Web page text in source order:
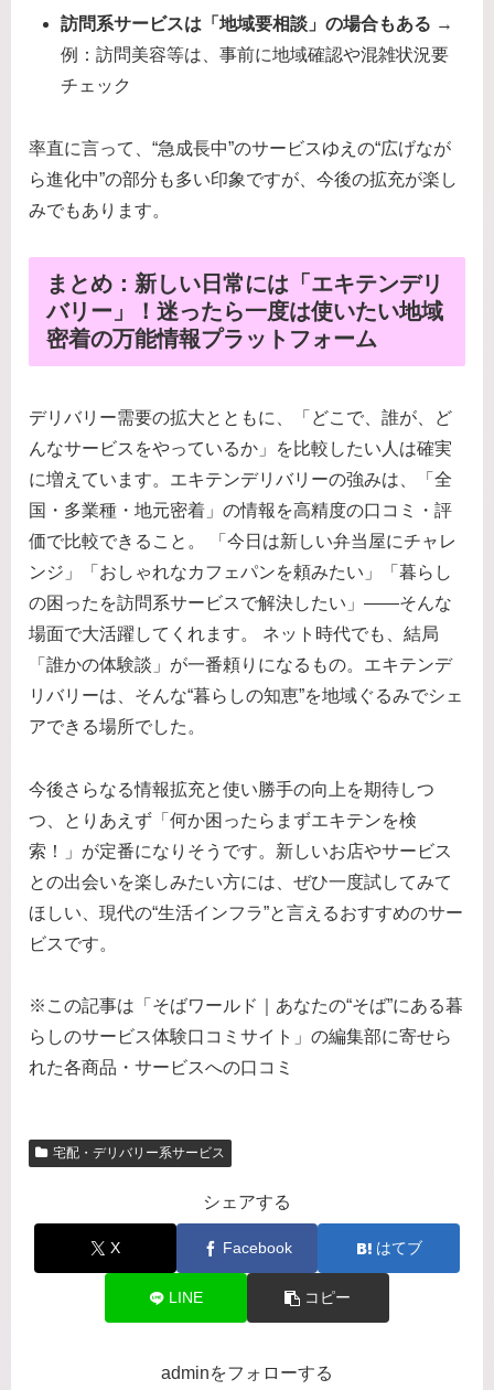
訪問系サービスは「地域要相談」の場合もある →
例：訪問美容等は、事前に地域確認や混雑状況要
チェック
率直に言って、“急成長中”のサービスゆえの“広げなが
ら進化中”の部分も多い印象ですが、今後の拡充が楽し
みでもあります。
まとめ：新しい日常には「エキテンデリ
バリー」！迷ったら一度は使いたい地域
密着の万能情報プラットフォーム
デリバリー需要の拡大とともに、「どこで、誰が、ど
んなサービスをやっているか」を比較したい人は確実
に増えています。エキテンデリバリーの強みは、「全
国・多業種・地元密着」の情報を高精度の口コミ・評
価で比較できること。 「今日は新しい弁当屋にチャレ
ンジ」「おしゃれなカフェパンを頼みたい」「暮らし
の困ったを訪問系サービスで解決したい」——そんな
場面で大活躍してくれます。 ネット時代でも、結局
「誰かの体験談」が一番頼りになるもの。エキテンデ
リバリーは、そんな“暮らしの知恵”を地域ぐるみでシェ
アできる場所でした。
今後さらなる情報拡充と使い勝手の向上を期待しつ
つ、とりあえず「何か困ったらまずエキテンを検
索！」が定番になりそうです。新しいお店やサービス
との出会いを楽しみたい方には、ぜひ一度試してみて
ほしい、現代の“生活インフラ”と言えるおすすめのサー
ビスです。
※この記事は「そばワールド｜あなたの“そば”にある暮
らしのサービス体験口コミサイト」の編集部に寄せら
れた各商品・サービスへの口コミ
宅配・デリバリー系サービス
シェアする
X Facebook はてブ
LINE コピー
adminをフォローする